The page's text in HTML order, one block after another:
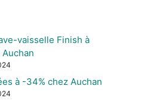
vaisselle Finish à
à -34% chez Auchan